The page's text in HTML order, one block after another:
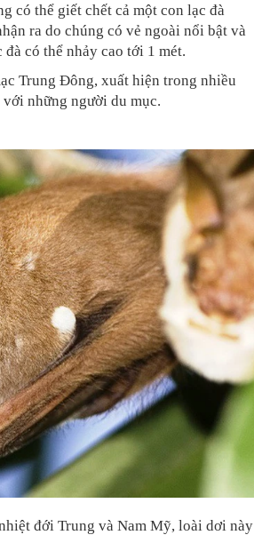
có thể giết chết cả một con lạc đà
ra do chúng có vẻ ngoài nổi bật và
có thể nhảy cao tới 1 mét.
Trung Đông, xuất hiện trong nhiều
những người du mục.
đới Trung và Nam Mỹ, loài dơi này